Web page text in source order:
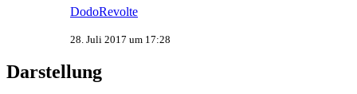
DodoRevolte
28. Juli 2017 um 17:28
Darstellung